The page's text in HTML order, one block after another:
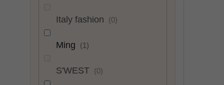
Italy fashion 0
Ming 1
S'WEST 0